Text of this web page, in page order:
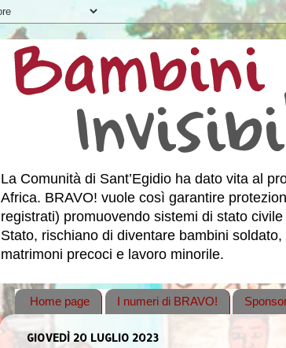
La Comunità di Sant’Egidio ha dato vita al
Africa. BRAVO! vuole così garantire
registrati) promuovendo sistemi di stato
Stato, rischiano di diventare bambini
matrimoni precoci e lavoro minorile.
Home page I numeri di BRAVO!
GIOVEDÌ 20 LUGLIO 2023